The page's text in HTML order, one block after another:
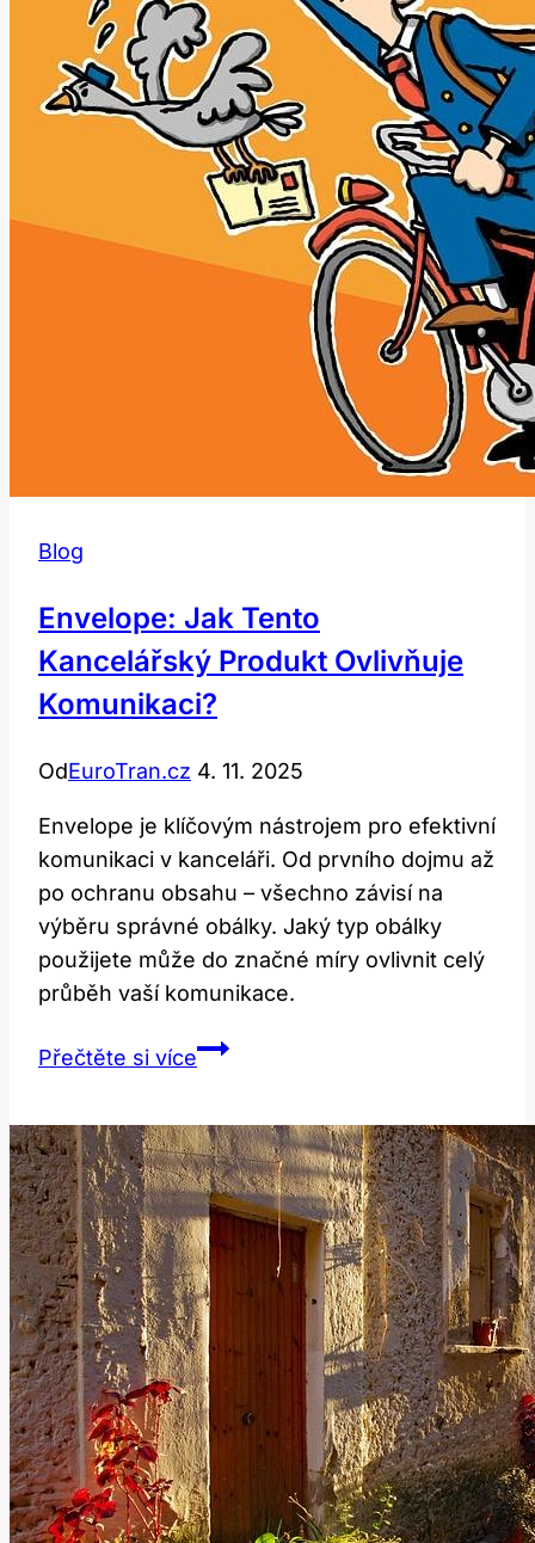
Blog
Envelope: Jak Tento
Kancelářský Produkt Ovlivňuje
Komunikaci?
OdEuroTran.cz 4. 11. 2025
Envelope je klíčovým nástrojem pro efektivní
komunikaci v kanceláři. Od prvního dojmu až
po ochranu obsahu – všechno závisí na
výběru správné obálky. Jaký typ obálky
použijete může do značné míry ovlivnit celý
průběh vaší komunikace.
Přečtěte si víceEnvelope:
kancelářský
produkt
ovlivňuje
komunikaci?